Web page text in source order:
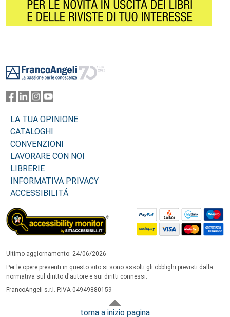
LA TUA OPINIONE
CATALOGHI
CONVENZIONI
LAVORARE CON NOI
LIBRERIE
INFORMATIVA PRIVACY
ACCESSIBILITÁ
Ultimo aggiornamento: 24/06/2026
Per le opere presenti in questo sito si sono assolti gli obblighi previsti dalla
normativa sul diritto d'autore e sui diritti connessi.
FrancoAngeli s.r.l. P.IVA 04949880159
torna a inizio pagina